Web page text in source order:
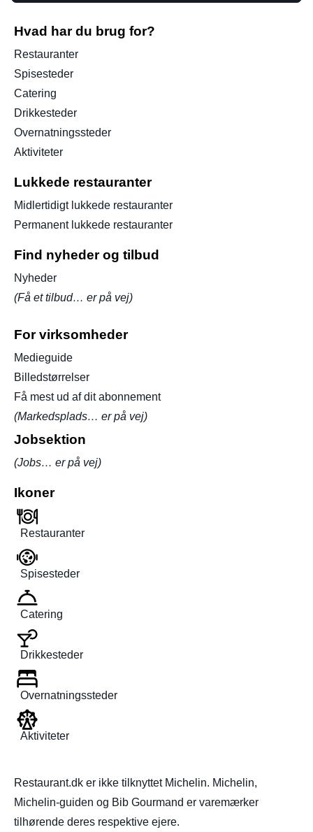
Hvad har du brug for?
Restauranter
Spisesteder
Catering
Drikkesteder
Overnatningssteder
Aktiviteter
Lukkede restauranter
Midlertidigt lukkede restauranter
Permanent lukkede restauranter
Find nyheder og tilbud
Nyheder
(Få et tilbud… er på vej)
For virksomheder
Medieguide
Billedstørrelser
Få mest ud af dit abonnement
(Markedsplads… er på vej)
Jobsektion
(Jobs… er på vej)
Ikoner
Restauranter
Spisesteder
Catering
Drikkesteder
Overnatningssteder
Aktiviteter
Restaurant.dk er ikke tilknyttet Michelin. Michelin,
Michelin-guiden og Bib Gourmand er varemærker
tilhørende deres respektive ejere.